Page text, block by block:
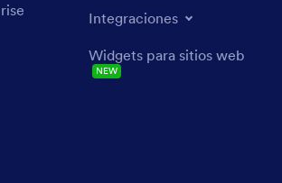
Integraciones
Widgets para sitios web
NEW